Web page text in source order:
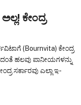
ಕೇಂದ್ರ
(Bournvita) ಕೇಂದ್ರ
ಹಲವು ಪಾನೀಯಗಳನ್ನು
ಸರ್ಕಾರವು ಎಲ್ಲಾ ಇ-